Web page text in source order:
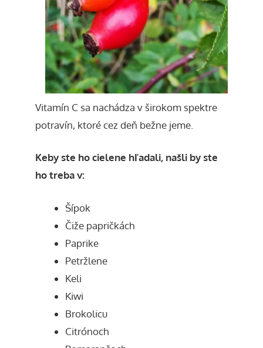
Vitamín C sa nachádza v širokom spektre
potravín, ktoré cez deň bežne jeme.
Keby ste ho cielene hľadali, našli by ste
ho treba v:
Šípok
Čiže papričkách
Paprike
Petržlene
Keli
Kiwi
Brokolicu
Citrónoch